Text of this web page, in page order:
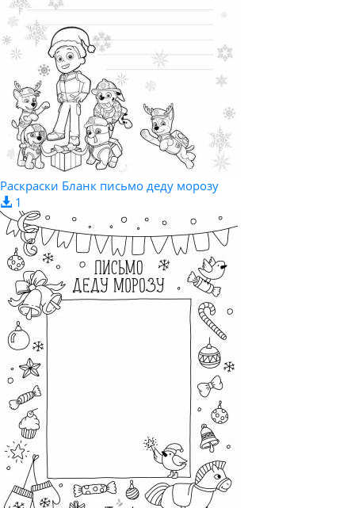
Раскраски Бланк письмо деду морозу
1